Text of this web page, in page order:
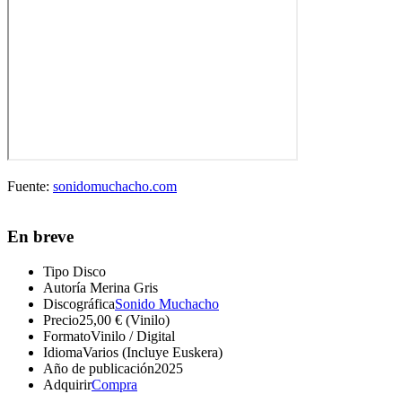
Fuente: sonidomuchacho.com
En breve
Tipo Disco
Autoría Merina Gris
DiscográficaSonido Muchacho
Precio25,00 € (Vinilo)
FormatoVinilo / Digital
IdiomaVarios (Incluye Euskera)
Año de publicación2025
AdquirirCompra